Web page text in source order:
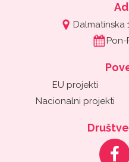
Dalmatinska
Pon-
EU projekti
Nacionalni projekti